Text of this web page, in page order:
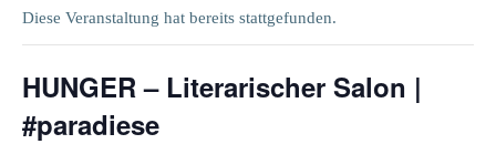
Diese Veranstaltung hat bereits stattgefunden.
HUNGER – Literarischer Salon |
#paradiese